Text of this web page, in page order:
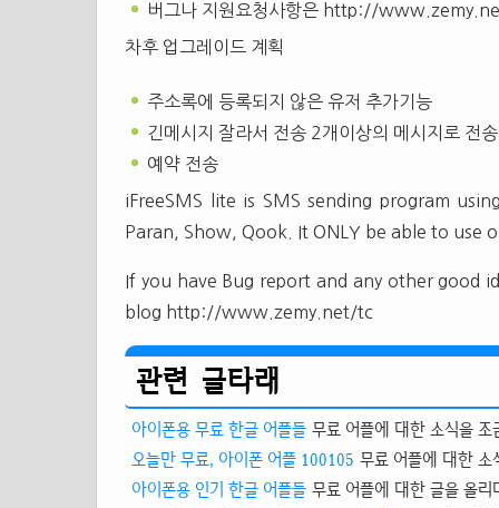
버그나 지원요청사항은 http://
차후 업그레이드 계획
주소록에 등록되지 않은 유저 추가기능
긴메시지 잘라서 전송 2개이상의 메시지로 전송
예약 전송
iFreeSMS lite is SMS sending program
Paran, Show, Qook. It ONLY be able to use
If you have Bug report and any other
blog http://www.zemy.net/tc
관련 글타래
아이폰용 무료 한글 어플들 무료 어플에 대한 소식을
오늘만 무료, 아이폰 어플 100105 무료 어플에 대한
아이폰용 인기 한글 어플들 무료 어플에 대한 글을 올